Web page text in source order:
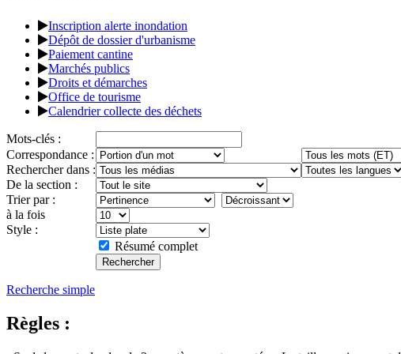
Inscription alerte inondation
Dépôt de dossier d'urbanisme
Paiement cantine
Marchés publics
Droits et démarches
Office de tourisme
Calendrier collecte des déchets
Mots-clés :
Correspondance :
Rechercher dans :
De la section :
Trier par :
à la fois
Style :
Résumé complet
Recherche simple
Règles :